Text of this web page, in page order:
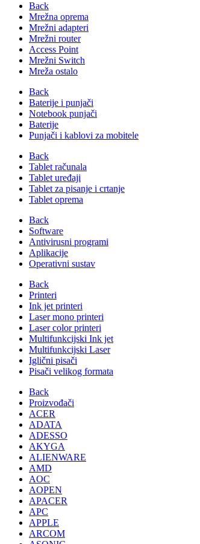
Back
Mrežna oprema
Mrežni adapteri
Mrežni router
Access Point
Mrežni Switch
Mreža ostalo
Back
Baterije i punjači
Notebook punjači
Baterije
Punjači i kablovi za mobitele
Back
Tablet računala
Tablet uređaji
Tablet za pisanje i crtanje
Tablet oprema
Back
Software
Antivirusni programi
Aplikacije
Operativni sustav
Back
Printeri
Ink jet printeri
Laser mono printeri
Laser color printeri
Multifunkcijski Ink jet
Multifunkcijski Laser
Iglični pisači
Pisači velikog formata
Back
Proizvođači
ACER
ADATA
ADESSO
AKYGA
ALIENWARE
AMD
AOC
AOPEN
APACER
APC
APPLE
ARCOM